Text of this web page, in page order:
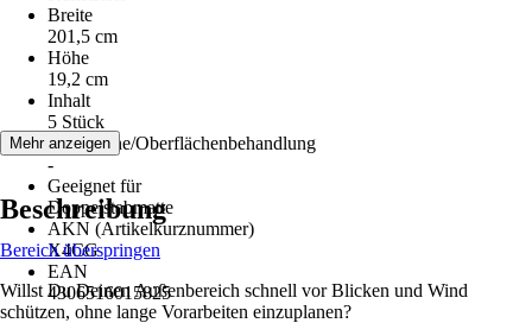
Breite
201,5 cm
Höhe
19,2 cm
Inhalt
5 Stück
Oberfläche/Oberflächenbehandlung
-
Geeignet für
Doppelstabmatte
AKN (Artikelkurznummer)
X4CG
EAN
4306516015825
Mehr anzeigen
Beschreibung
Bereich überspringen
Willst Du Deinen Außenbereich schnell vor Blicken und Wind
schützen, ohne lange Vorarbeiten einzuplanen?